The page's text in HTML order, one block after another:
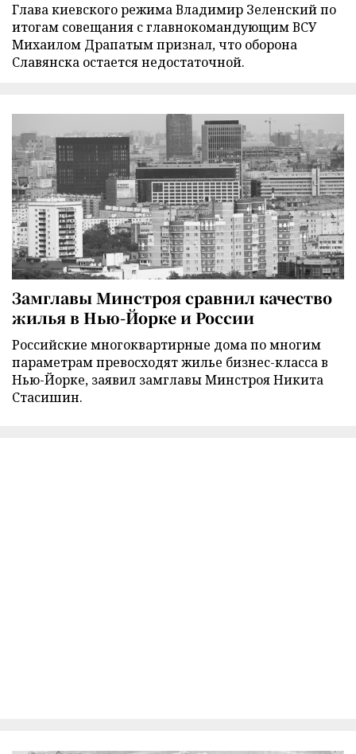
Глава киевского режима Владимир Зеленский по
итогам совещания с главнокомандующим ВСУ
Михаилом Драпатым признал, что оборона
Славянска остается недостаточной.
Замглавы Минстроя сравнил качество
жилья в Нью-Йорке и России
Российские многоквартирные дома по многим
параметрам превосходят жилье бизнес-класса в
Нью-Йорке, заявил замглавы Минстроя Никита
Стасишин.